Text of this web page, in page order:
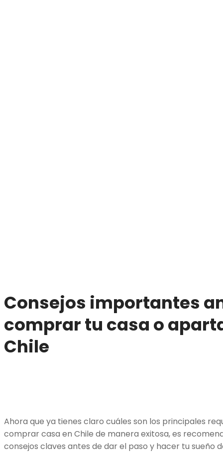
Consejos importantes
comprar tu casa o
Chile
Ahora que ya tienes claro cuáles son los principales
comprar casa en Chile de manera exitosa, es
consejos claves antes de dar el paso y hacer tu sueño